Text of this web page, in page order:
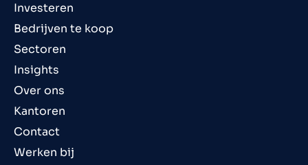
Investeren
Bedrijven te koop
Sectoren
Insights
Over ons
Kantoren
Contact
Werken bij